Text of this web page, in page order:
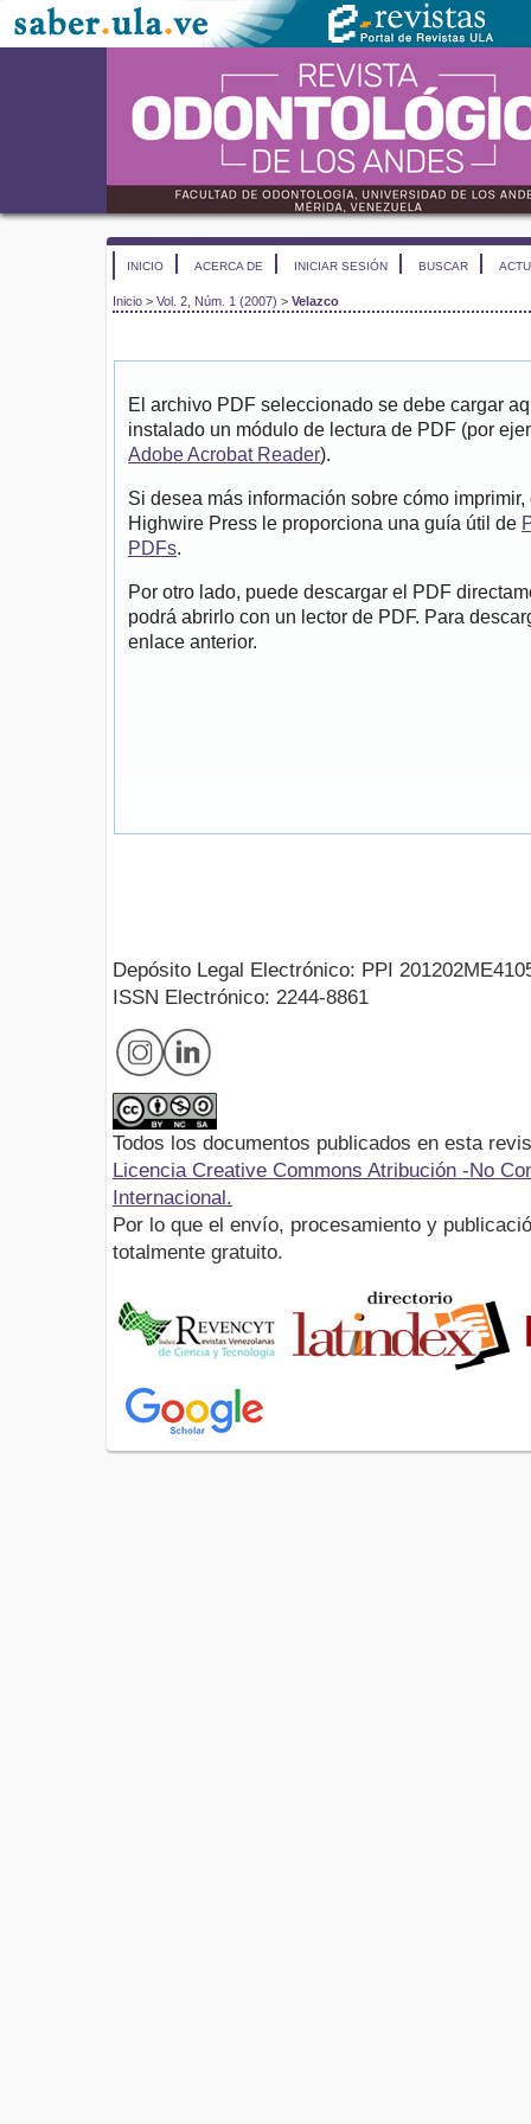
INICIO ACERCA DE INICIAR SESIÓN BUSCAR
Inicio > Vol. 2, Núm. 1 (2007) > Velazco
El archivo PDF seleccionado se debe cargar
instalado un módulo de lectura de PDF (por
Adobe Acrobat Reader).
Si desea más información sobre cómo
Highwire Press le proporciona una guía útil de
PDFs.
Por otro lado, puede descargar el PDF
podrá abrirlo con un lector de PDF. Para
enlace anterior.
Depósito Legal Electrónico: PPI
ISSN Electrónico: 2244-8861
Todos los documentos publicados en esta
Licencia Creative Commons Atribución -No
Internacional.
Por lo que el envío, procesamiento y
totalmente gratuito.